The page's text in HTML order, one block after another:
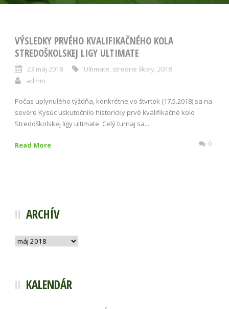
VÝSLEDKY PRVÉHO KVALIFIKAČNÉHO KOLA
STREDOŠKOLSKEJ LIGY ULTIMATE
23 máj 2018 Ultimate, stredne školy, 2018
admin
Počas uplynulého týždňa, konkrétne vo štvrtok (17.5.2018) sa na
severe Kysúc uskutočnilo historicky prvé kvalifikačné kolo
Stredoškolskej ligy ultimate. Celý turnaj sa...
Read More 0
ARCHÍV
Archív
KALENDÁR